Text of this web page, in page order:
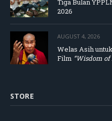
2026
AUGUST 4, 2026
Welas Asih
Film “Wisdom
STORE